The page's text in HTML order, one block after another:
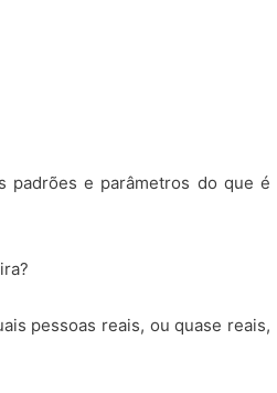
padrões e parâmetros do que é
pessoas reais, ou quase reais,